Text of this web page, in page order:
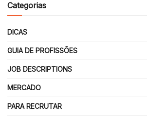
Categorias
DICAS
GUIA DE PROFISSÕES
JOB DESCRIPTIONS
MERCADO
PARA RECRUTAR